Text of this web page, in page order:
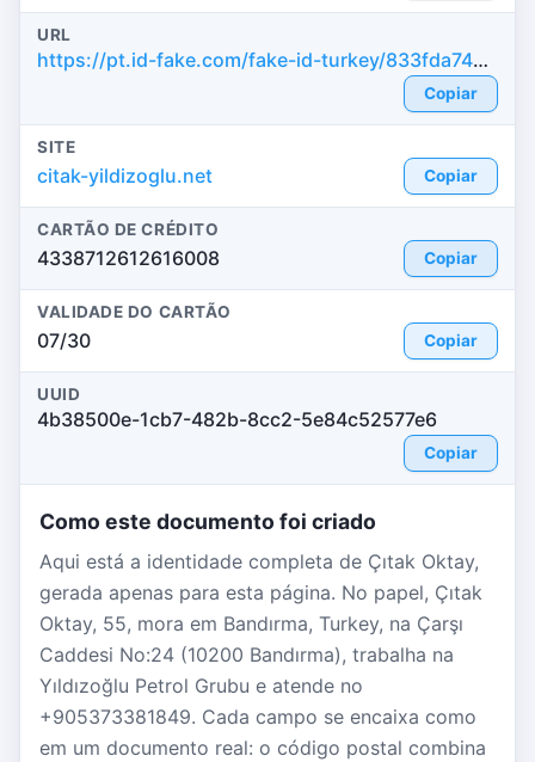
URL
https://pt.id-fake.com/fake-id-turkey/833fda74e4b8ca4d9a56152586a5fe78
Copiar
SITE
citak-yildizoglu.net Copiar
CARTÃO DE CRÉDITO
4338712612616008 Copiar
VALIDADE DO CARTÃO
07/30 Copiar
UUID
4b38500e-1cb7-482b-8cc2-5e84c52577e6
Copiar
Como este documento foi criado
Aqui está a identidade completa de Çıtak Oktay,
gerada apenas para esta página. No papel, Çıtak
Oktay, 55, mora em Bandırma, Turkey, na Çarşı
Caddesi No:24 (10200 Bandırma), trabalha na
Yıldızoğlu Petrol Grubu e atende no
+905373381849. Cada campo se encaixa como
em um documento real: o código postal combina